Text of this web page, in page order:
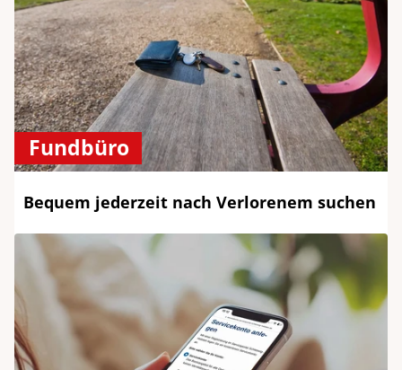
Fundbüro
Bequem jederzeit nach Verlorenem suchen